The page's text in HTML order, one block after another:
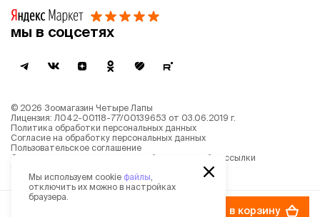
в корзину
мы в соцсетях
© 2026 Зоомагазин Четыре Лапы
Лицензия: Л042-00118-77/00139653 от 03.06.2019 г.
Политика обработки персональных данных
Согласие на обработку персональных данных
Пользовательское соглашение
Согласие на получение новостной и рекламной рассылки
Описание рекомендательных алгоритмов
Мы используем cookie файлы
отключить их можно в настройках
браузера.